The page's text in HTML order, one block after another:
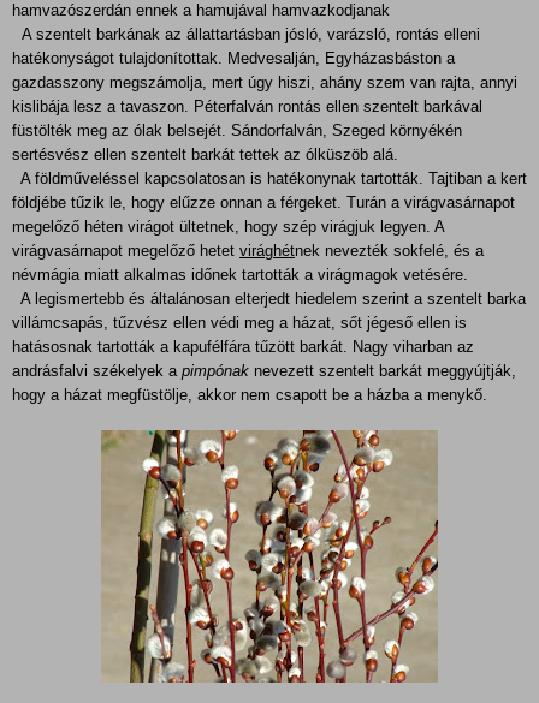
hamvazószerdán ennek a hamujával hamvazkodjanak
A szentelt barkának az állattartásban jósló, varázsló, rontás elleni
hatékonyságot tulajdonítottak. Medvesalján, Egyházasbáston a
gazdasszony megszámolja, mert úgy hiszi, ahány szem van rajta, annyi
kislibája lesz a tavaszon. Péterfalván rontás ellen szentelt barkával
füstölték meg az ólak belsejét. Sándorfalván, Szeged környékén
sertésvész ellen szentelt barkát tettek az ólküszöb alá.
A földműveléssel kapcsolatosan is hatékonynak tartották. Tajtiban a kert
földjébe tűzik le, hogy elűzze onnan a férgeket. Turán a virágvasárnapot
megelőző héten virágot ültetnek, hogy szép virágjuk legyen. A
virágvasárnapot megelőző hetet virághétnek nevezték sokfelé, és a
névmágia miatt alkalmas időnek tartották a virágmagok vetésére.
A legismertebb és általánosan elterjedt hiedelem szerint a szentelt barka
villámcsapás, tűzvész ellen védi meg a házat, sőt jégeső ellen is
hatásosnak tartották a kapufélfára tűzött barkát. Nagy viharban az
andrásfalvi székelyek a pimpónak nevezett szentelt barkát meggyújtják,
hogy a házat megfüstölje, akkor nem csapott be a házba a menykő.